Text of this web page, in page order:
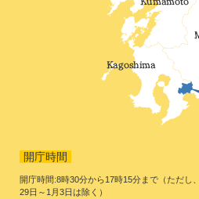
開庁時間
開庁時間:8時30分から17時15分まで（ただし
29日～1月3日は除く）